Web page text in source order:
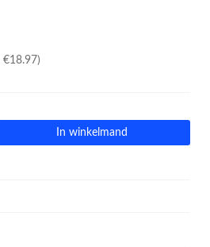
€18.97)
In winkelmand